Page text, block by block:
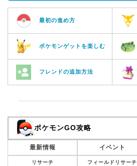
最初の進め方
ポケモンゲットを楽しむ
フレンドの追加方法
ポケモンGO攻略
最新情報 イベント
リサーチ
フィールドリサーチ